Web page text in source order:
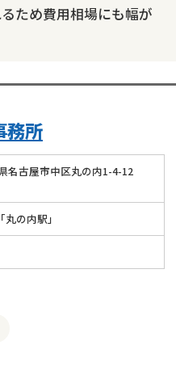
ため費用相場にも幅が
務所
名古屋市中区丸の内1-4-12
の内駅」